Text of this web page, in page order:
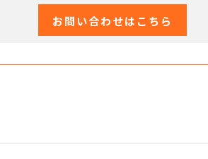
お問い合わせはこちら